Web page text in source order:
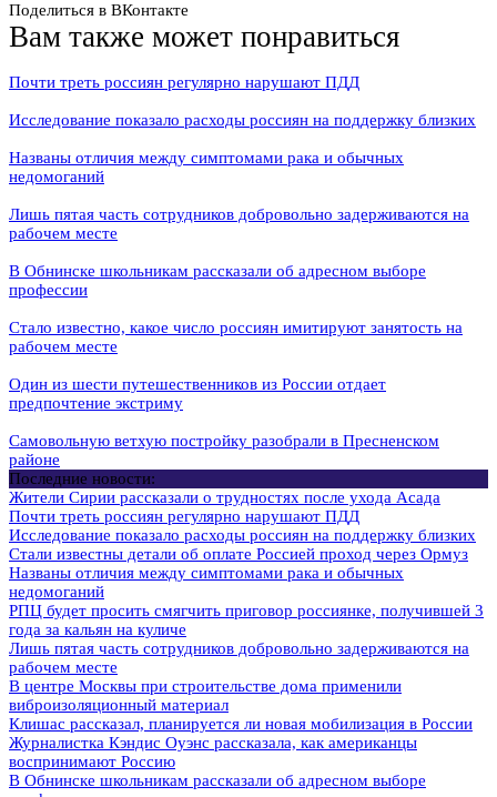
Поделиться в ВКонтакте
Вам также может понравиться
Почти треть россиян регулярно нарушают ПДД
Исследование показало расходы россиян на поддержку близких
Названы отличия между симптомами рака и обычных
недомоганий
Лишь пятая часть сотрудников добровольно задерживаются на
рабочем месте
В Обнинске школьникам рассказали об адресном выборе
профессии
Стало известно, какое число россиян имитируют занятость на
рабочем месте
Один из шести путешественников из России отдает
предпочтение экстриму
Самовольную ветхую постройку разобрали в Пресненском
районе
Последние новости:
Жители Сирии рассказали о трудностях после ухода Асада
Почти треть россиян регулярно нарушают ПДД
Исследование показало расходы россиян на поддержку близких
Стали известны детали об оплате Россией проход через Ормуз
Названы отличия между симптомами рака и обычных
недомоганий
РПЦ будет просить смягчить приговор россиянке, получившей 3
года за кальян на куличе
Лишь пятая часть сотрудников добровольно задерживаются на
рабочем месте
В центре Москвы при строительстве дома применили
виброизоляционный материал
Клишас рассказал, планируется ли новая мобилизация в России
Журналистка Кэндис Оуэнс рассказала, как американцы
воспринимают Россию
В Обнинске школьникам рассказали об адресном выборе